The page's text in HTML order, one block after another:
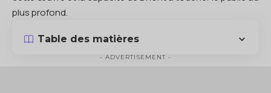
plus profond.
Table des matières
- ADVERTISEMENT -